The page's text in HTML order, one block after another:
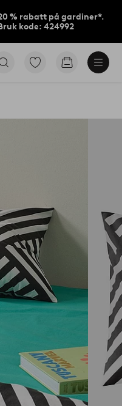
% rabatt på gardiner*.
kode: 424992
Gå
Gå